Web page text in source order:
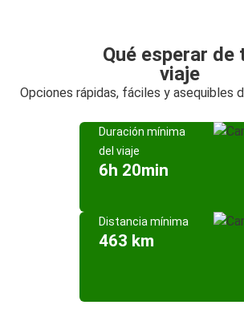
Qué esperar de
viaje
Opciones rápidas, fáciles y asequibles
Duración mínima
del viaje
6h 20min
Distancia mínima
463 km